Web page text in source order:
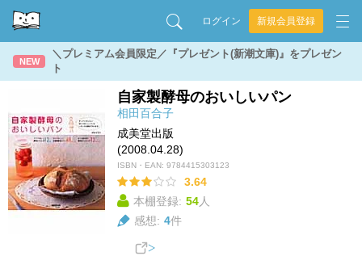
ログイン 新規会員登録
NEW
＼プレミアム会員限定／『プレゼント(新潮文庫)』をプレゼン
ト
自家製酵母のおいしいパン
相田百合子
成美堂出版
(2008.04.28)
ISBN・EAN: 9784415303123
3.64
本棚登録: 54人
感想: 4件